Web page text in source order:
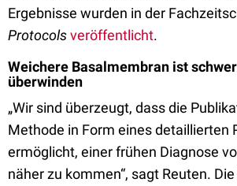
Ergebnisse wurden in der
Protocolsveröffentlicht.
Weichere Basalmembran ist
überwinden
„Wir sind überzeugt, dass die
Methode in Form eines detaillierten
ermöglicht, einer frühen Diagnose
näher zu kommen“, sagt Reuten.